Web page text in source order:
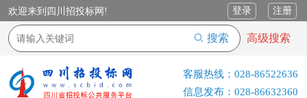
欢迎来到四川招投标网! 登录 注册
搜索 高级搜索
客服热线： 028-86522636
信息发布： 028-86632360